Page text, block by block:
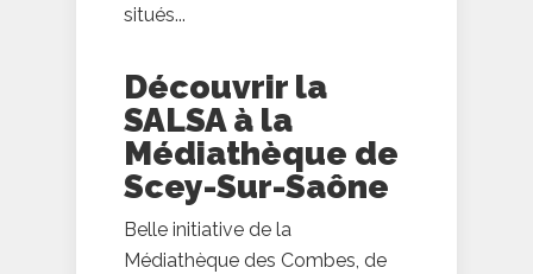
situés...
Découvrir la
SALSA à la
Médiathèque de
Scey-Sur-Saône
Belle initiative de la
Médiathèque des Combes, de